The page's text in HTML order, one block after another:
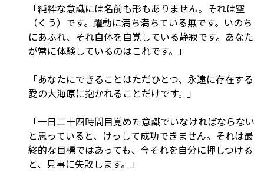
「純粋な意識には名前も形もありません。それは空
（くう）です。躍動に満ち満ちている無です。いのち
にあふれ、それ自体を自覚している静寂です。あなた
が常に体験しているのはこれです。」
「あなたにできることはただひとつ、永遠に存在する
愛の大海原に抱かれることだけです。」
「一日二十四時間目覚めた意識でいなければならない
と思っていると、けっして成功できません。それは最
終的な目標ではあっても、今それを自分に押しつける
と、見事に失敗します。」